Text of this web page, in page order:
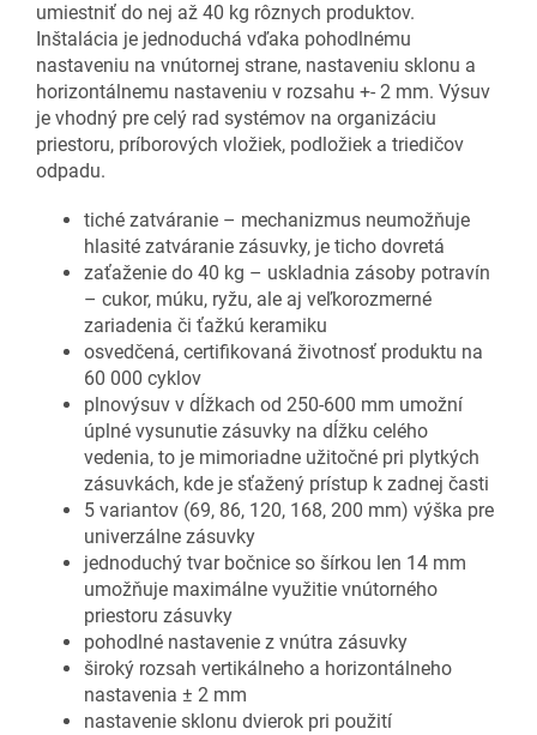
umiestniť do nej až 40 kg rôznych produktov.
Inštalácia je jednoduchá vďaka pohodlnému
nastaveniu na vnútornej strane, nastaveniu sklonu a
horizontálnemu nastaveniu v rozsahu +- 2 mm. Výsuv
je vhodný pre celý rad systémov na organizáciu
priestoru, príborových vložiek, podložiek a triedičov
odpadu.
tiché zatváranie – mechanizmus neumožňuje
hlasité zatváranie zásuvky, je ticho dovretá
zaťaženie do 40 kg – uskladnia zásoby potravín
– cukor, múku, ryžu, ale aj veľkorozmerné
zariadenia či ťažkú keramiku
osvedčená, certifikovaná životnosť produktu na
60 000 cyklov
plnovýsuv v dĺžkach od 250-600 mm umožní
úplné vysunutie zásuvky na dĺžku celého
vedenia, to je mimoriadne užitočné pri plytkých
zásuvkách, kde je sťažený prístup k zadnej časti
5 variantov (69, 86, 120, 168, 200 mm) výška pre
univerzálne zásuvky
jednoduchý tvar bočnice so šírkou len 14 mm
umožňuje maximálne využitie vnútorného
priestoru zásuvky
pohodlné nastavenie z vnútra zásuvky
široký rozsah vertikálneho a horizontálneho
nastavenia ± 2 mm
nastavenie sklonu dvierok pri použití